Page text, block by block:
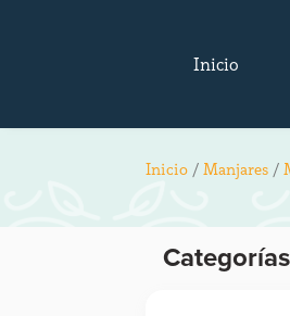
Inicio
Inicio /Manjares /
Categorías